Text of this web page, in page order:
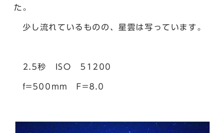
た。
少し流れているものの、星雲は写っています。
2.5秒 ISO 51200
f=500mm F=8.0